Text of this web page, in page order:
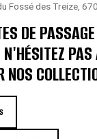
Fossé des Treize,
DE
NOS